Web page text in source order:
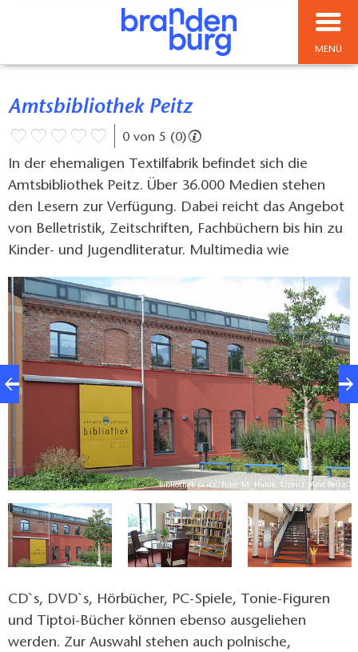
MENÜ
Amtsbibliothek Peitz
0 von 5 (0)
In der ehemaligen Textilfabrik befindet sich die
Amtsbibliothek Peitz. Über 36.000 Medien stehen
den Lesern zur Verfügung. Dabei reicht das Angebot
von Belletristik, Zeitschriften, Fachbüchern bis hin zu
Kinder- und Jugendliteratur. Multimedia wie
Bibliothek peitz, Foto: M. Huhle, Lizenz: Amt Peitz
CD`s, DVD`s, Hörbücher, PC-Spiele, Tonie-Figuren
und Tiptoi-Bücher können ebenso ausgeliehen
werden. Zur Auswahl stehen auch polnische,